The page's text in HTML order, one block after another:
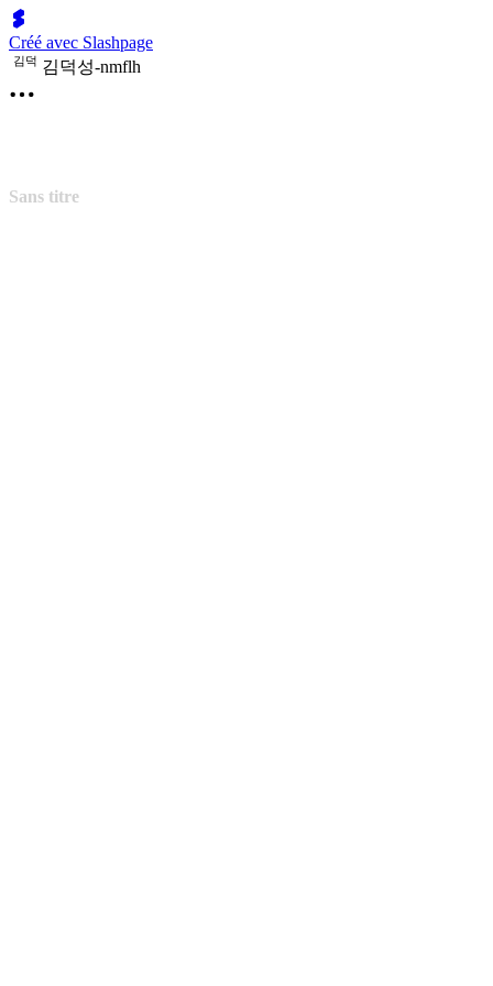
Créé avec Slashpage
김덕 김덕성-nmflh
Sans titre